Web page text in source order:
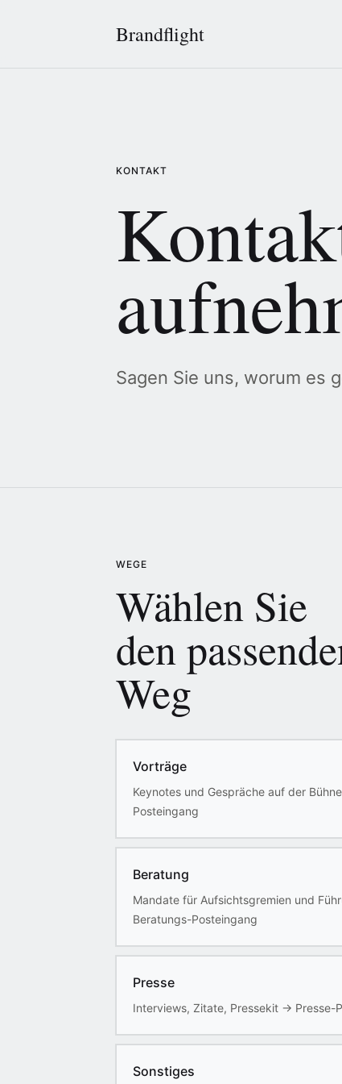
Brandflight
KONTAKT
Sagen Sie uns, worum es
WEGE
Wählen Sie
den
Weg
Vorträge
Keynotes und Gespräche auf der Bühne
Posteingang
Beratung
Mandate für Aufsichtsgremien und
Beratungs-Posteingang
Presse
Interviews, Zitate, Pressekit → Presse-
Sonstiges